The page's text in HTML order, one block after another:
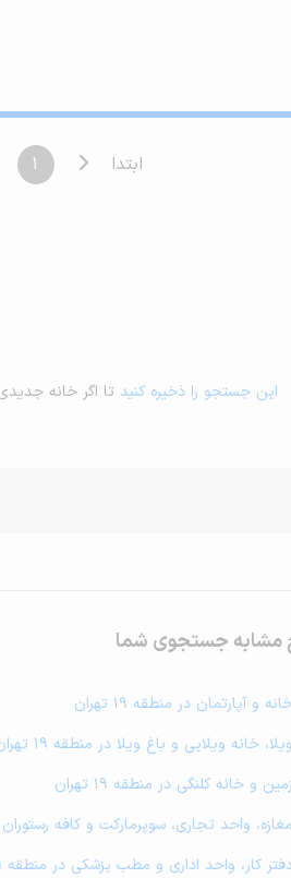
ابتدا 1
این جستجو را ذخیره کنید تا اگر خانه
مشابه جستجوی شما
و آپارتمان در منطقه 19 تهران
خانه ویلایی و باغ ویلا در منطقه 19 تهران
و خانه کلنگی در منطقه 19 تهران
واحد تجاری، سوپرمارکت و کافه رستوران در
کار، واحد اداری و مطب پزشکی در منطقه 19 تهران